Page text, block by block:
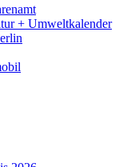
+ Umweltkalender